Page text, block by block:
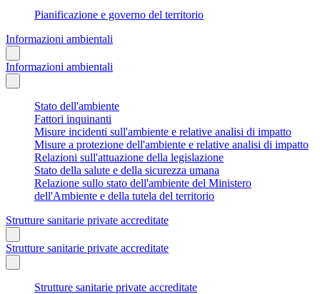
Pianificazione e governo del territorio
Informazioni ambientali
Informazioni ambientali
Stato dell'ambiente
Fattori inquinanti
Misure incidenti sull'ambiente e relative analisi di impatto
Misure a protezione dell'ambiente e relative analisi di impatto
Relazioni sull'attuazione della legislazione
Stato della salute e della sicurezza umana
Relazione sullo stato dell'ambiente del Ministero
dell'Ambiente e della tutela del territorio
Strutture sanitarie private accreditate
Strutture sanitarie private accreditate
Strutture sanitarie private accreditate